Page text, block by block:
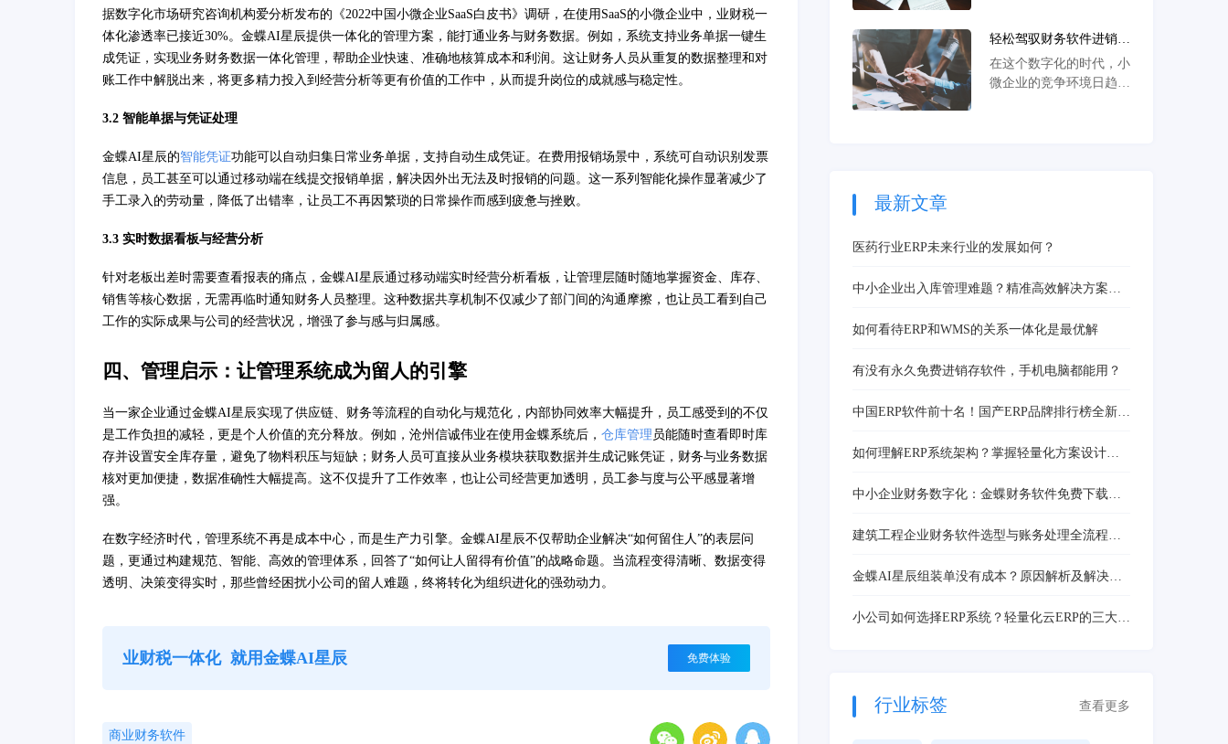
据数字化市场研究咨询机构爱分析发布的《2022中国小微企业SaaS白皮书》调研，在使用SaaS的小微企业中，业财税一
体化渗透率已接近30%。金蝶AI星辰提供一体化的管理方案，能打通业务与财务数据。例如，系统支持业务单据一键生
成凭证，实现业务财务数据一体化管理，帮助企业快速、准确地核算成本和利润。这让财务人员从重复的数据整理和对
账工作中解脱出来，将更多精力投入到经营分析等更有价值的工作中，从而提升岗位的成就感与稳定性。
3.2 智能单据与凭证处理
金蝶AI星辰的智能凭证功能可以自动归集日常业务单据，支持自动生成凭证。在费用报销场景中，系统可自动识别发票
信息，员工甚至可以通过移动端在线提交报销单据，解决因外出无法及时报销的问题。这一系列智能化操作显著减少了
手工录入的劳动量，降低了出错率，让员工不再因繁琐的日常操作而感到疲惫与挫败。
3.3 实时数据看板与经营分析
针对老板出差时需要查看报表的痛点，金蝶AI星辰通过移动端实时经营分析看板，让管理层随时随地掌握资金、库存、
销售等核心数据，无需再临时通知财务人员整理。这种数据共享机制不仅减少了部门间的沟通摩擦，也让员工看到自己
工作的实际成果与公司的经营状况，增强了参与感与归属感。
四、管理启示：让管理系统成为留人的引擎
当一家企业通过金蝶AI星辰实现了供应链、财务等流程的自动化与规范化，内部协同效率大幅提升，员工感受到的不仅
是工作负担的减轻，更是个人价值的充分释放。例如，沧州信诚伟业在使用金蝶系统后， 仓库管理 员能随时查看即时库
存并设置安全库存量，避免了物料积压与短缺；财务人员可直接从业务模块获取数据并生成记账凭证，财务与业务数据
核对更加便捷，数据准确性大幅提高。这不仅提升了工作效率，也让公司经营更加透明，员工参与度与公平感显著增
强。
在数字经济时代，管理系统不再是成本中心，而是生产力引擎。金蝶AI星辰不仅帮助企业解决“如何留住人”的表层问
题，更通过构建规范、智能、高效的管理体系，回答了“如何让人留得有价值”的战略命题。当流程变得清晰、数据变得
透明、决策变得实时，那些曾经困扰小公司的留人难题，终将转化为组织进化的强劲动力。
业财税一体化 就用金蝶AI星辰 免费体验
商业财务软件
键。
息。中小企业尤其感受到
了这种压力，因为数据的
有效管理直接关系到他们
轻松驾驭财务软件进销
存，让每一笔生意都简单
高效
在这个数字化的时代，小
微企业的竞争环境日趋激
最新文章
医药行业ERP未来行业的发展如何？
中小企业出入库管理难题？精准高效解决方案，
如何看待ERP和WMS的关系一体化是最优解
有没有永久免费进销存软件，手机电脑都能用？
中国ERP软件前十名！国产ERP品牌排行榜全新出
如何理解ERP系统架构？掌握轻量化方案设计与
中小企业财务数字化：金蝶财务软件免费下载需
建筑工程企业财务软件选型与账务处理全流程详
金蝶AI星辰组装单没有成本？原因解析及解决方
小公司如何选择ERP系统？轻量化云ERP的三大优
行业标签 查看更多